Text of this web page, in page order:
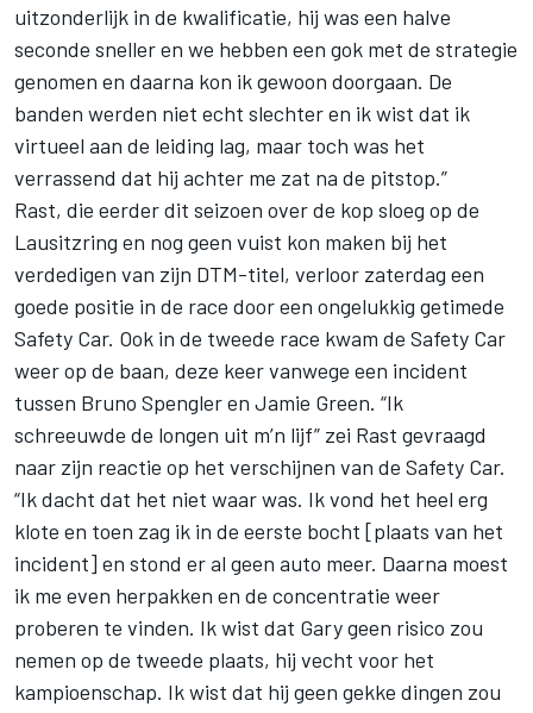
uitzonderlijk in de kwalificatie, hij was een halve
seconde sneller en we hebben een gok met de strategie
genomen en daarna kon ik gewoon doorgaan. De
banden werden niet echt slechter en ik wist dat ik
virtueel aan de leiding lag, maar toch was het
verrassend dat hij achter me zat na de pitstop.”
Rast, die eerder dit seizoen over de kop sloeg op de
Lausitzring en nog geen vuist kon maken bij het
verdedigen van zijn DTM-titel, verloor zaterdag een
goede positie in de race door een ongelukkig getimede
Safety Car. Ook in de tweede race kwam de Safety Car
weer op de baan, deze keer vanwege een incident
tussen Bruno Spengler en Jamie Green. “Ik
schreeuwde de longen uit m’n lijf” zei Rast gevraagd
naar zijn reactie op het verschijnen van de Safety Car.
“Ik dacht dat het niet waar was. Ik vond het heel erg
klote en toen zag ik in de eerste bocht [plaats van het
incident] en stond er al geen auto meer. Daarna moest
ik me even herpakken en de concentratie weer
proberen te vinden. Ik wist dat Gary geen risico zou
nemen op de tweede plaats, hij vecht voor het
kampioenschap. Ik wist dat hij geen gekke dingen zou